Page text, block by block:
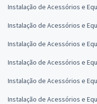
Instalação de Acessórios e
Instalação de Acessórios e
Instalação de Acessórios e
Instalação de Acessórios e
Instalação de Acessórios e
Instalação de Acessórios e